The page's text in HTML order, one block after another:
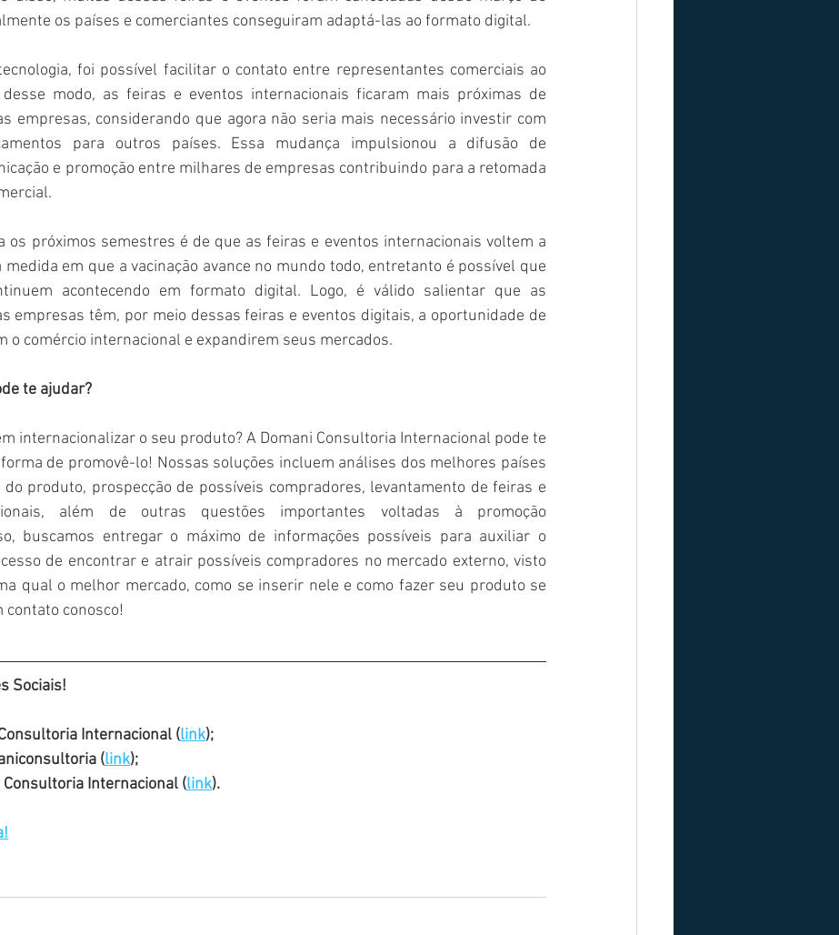
os países e comerciantes conseguiram adaptá-las ao formato digital.
foi possível facilitar o contato entre representantes comerciais ao
modo, as feiras e eventos internacionais ficaram mais próximas de
empresas, considerando que agora não seria mais necessário investir com
para outros países. Essa mudança impulsionou a difusão de
e promoção entre milhares de empresas contribuindo para a retomada
os próximos semestres é de que as feiras e eventos internacionais voltem a
em que a vacinação avance no mundo todo, entretanto é possível que
acontecendo em formato digital. Logo, é válido salientar que as
empresas têm, por meio dessas feiras e eventos digitais, a oportunidade de
o comércio internacional e expandirem seus mercados.
te ajudar?
internacionalizar o seu produto? A Domani Consultoria Internacional pode te
de promovê-lo! Nossas soluções incluem análises dos melhores países
do produto, prospecção de possíveis compradores, levantamento de feiras e
além de outras questões importantes voltadas à promoção
buscamos entregar o máximo de informações possíveis para auxiliar o
de encontrar e atrair possíveis compradores no mercado externo, visto
qual o melhor mercado, como se inserir nele e como fazer seu produto se
contato conosco!
Sociais!
Internacional (link);
(link);
Consultoria Internacional (link).